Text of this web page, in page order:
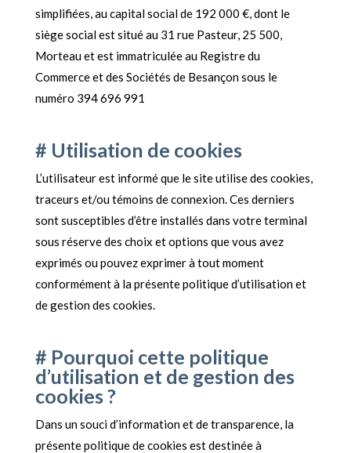
simplifiées, au capital social de 192 000 €, dont le
siège social est situé au 31 rue Pasteur, 25 500,
Morteau et est immatriculée au Registre du
Commerce et des Sociétés de Besançon sous le
numéro 394 696 991
# Utilisation de cookies
L’utilisateur est informé que le site utilise des cookies,
traceurs et/ou témoins de connexion. Ces derniers
sont susceptibles d’être installés dans votre terminal
sous réserve des choix et options que vous avez
exprimés ou pouvez exprimer à tout moment
conformément à la présente politique d’utilisation et
de gestion des cookies.
# Pourquoi cette politique
d’utilisation et de gestion des
cookies ?
Dans un souci d’information et de transparence, la
présente politique de cookies est destinée à